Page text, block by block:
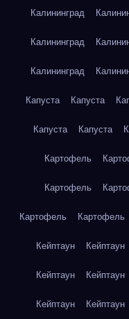
Калининград
Калининград
Калининград
Капуста Капуста
Капуста Капуста
Картофель
Картофель
Картофель Картофель
Кейптаун Кейптаун
Кейптаун Кейптаун
Кейптаун Кейптаун